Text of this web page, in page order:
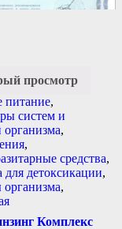
просмотр
питание,
систем и
,
,
средства,
для детоксикации,
,
Комплекс